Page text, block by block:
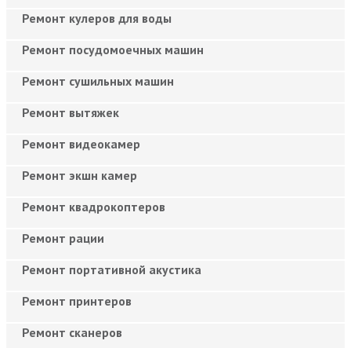
Ремонт кулеров для воды
Ремонт посудомоечных машин
Ремонт сушильных машин
Ремонт вытяжек
Ремонт видеокамер
Ремонт экшн камер
Ремонт квадрокоптеров
Ремонт рации
Ремонт портативной акустика
Ремонт принтеров
Ремонт сканеров